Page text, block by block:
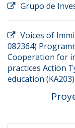
Grupo de
Voices of
082364)
Cooperation for
practices Action
education (KA203)